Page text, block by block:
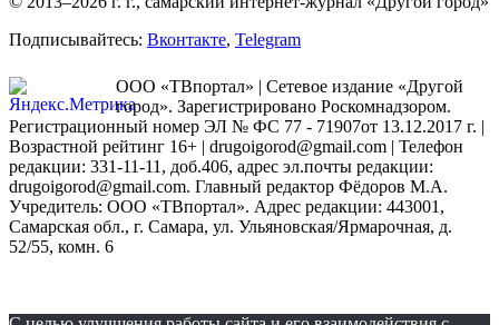
Подписывайтесь: Вконтакте, Telegram
ООО «ТВпортал» | Сетевое издание «Другой
город». Зарегистрировано Роскомнадзором.
Регистрационный номер ЭЛ № ФС 77 - 71907от 13.12.2017 г. |
Возрастной рейтинг 16+ | drugoigorod@gmail.com | Телефон
редакции: 331-11-11, доб.406, адрес эл.почты редакции:
drugoigorod@gmail.com. Главный редактор Фёдоров М.А.
Учредитель: ООО «ТВпортал». Адрес редакции: 443001,
Самарская обл., г. Самара, ул. Ульяновская/Ярмарочная, д.
52/55, комн. 6